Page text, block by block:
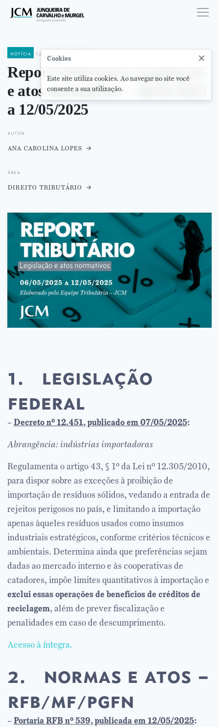
notícia 12 de maio de 2025
Report Tributário | Legislação
e atos normativos – 06/05/2025
a 12/05/2025
autor
ana carolina lopes
área
direito tributário
1. legislação
federal
– Decreto nº 12.451, publicado em 07/05/2025:
Abrangência: indústrias importadoras
Regulamenta o artigo 43, § 1º da Lei nº 12.305/2010,
para dispor sobre as exceções à proibição de
importação de resíduos sólidos, vedando a entrada de
rejeitos perigosos no país, e limitando a importação
apenas àqueles resíduos usados como insumos
industriais estratégicos, conforme critérios técnicos e
ambientais. Determina ainda que preferências sejam
dadas ao mercado interno e às cooperativas de
catadores, impõe limites quantitativos à importação e
exclui essas operações de benefícios de créditos de
reciclagem, além de prever fiscalização e
penalidades em caso de descumprimento.
Acesso à íntegra.
2. normas e atos –
rfb/mf/pgfn
– Portaria RFB nº 539, publicada em 12/05/2025:
Cookies ×
Este site utiliza cookies. Ao navegar no site você
consente a sua utilização.